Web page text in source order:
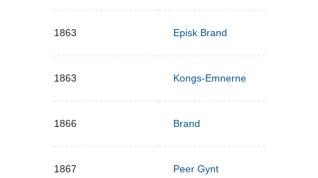
1863 Episk Brand
1863 Kongs-Emnerne
1866 Brand
1867 Peer Gynt